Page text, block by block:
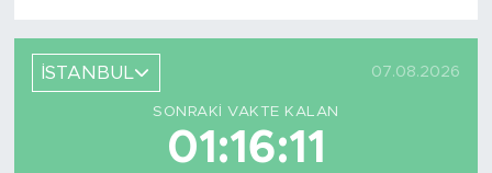
İSTANBUL 07.08.2026
SONRAKI VAKTE KALAN
01:16:10